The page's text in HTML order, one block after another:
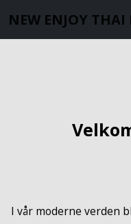
NEW ENJOY THAI
I vår moderne verden